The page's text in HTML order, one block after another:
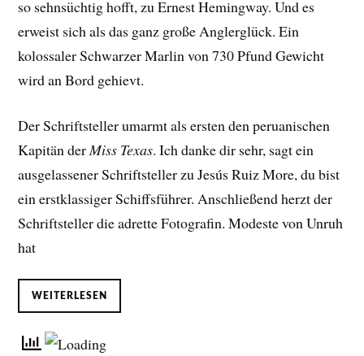
so sehnsüchtig hofft, zu Ernest Hemingway. Und es
erweist sich als das ganz große Anglerglück. Ein
kolossaler Schwarzer Marlin von 730 Pfund Gewicht
wird an Bord gehievt.
Der Schriftsteller umarmt als ersten den peruanischen
Kapitän derMiss Texas. Ich danke dir sehr, sagt ein
ausgelassener Schriftsteller zu Jesús Ruiz More, du bist
ein erstklassiger Schiffsführer. Anschließend herzt der
Schriftsteller die adrette Fotografin. Modeste von Unruh
hat
WEITERLESEN